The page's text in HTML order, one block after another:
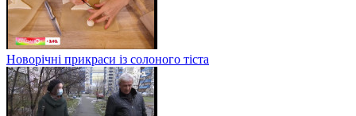
Новорічні прикраси із солоного тіста